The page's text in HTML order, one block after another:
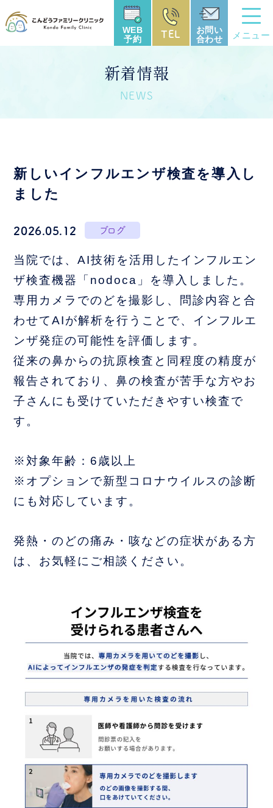
WEB
予約
TEL
お問い
合わせ
メニュー
新着情報
NEWS
新しいインフルエンザ検査を導入し
ました
2026.05.12 ブログ
当院では、AI技術を活用したインフルエン
ザ検査機器「nodoca」を導入しました。
専用カメラでのどを撮影し、問診内容と合
わせてAIが解析を行うことで、インフルエ
ンザ発症の可能性を評価します。
従来の鼻からの抗原検査と同程度の精度が
報告されており、鼻の検査が苦手な方やお
子さんにも受けていただきやすい検査で
す。
※対象年齢：6歳以上
※オプションで新型コロナウイルスの診断
にも対応しています。
発熱・のどの痛み・咳などの症状がある方
は、お気軽にご相談ください。